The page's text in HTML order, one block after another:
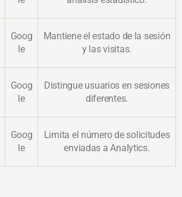
Goog
le
Mantieneelestado de la sesión
y lasvisitas.
Goog
le
Distingue usuarios en sesiones
diferentes.
Goog
le
Limita el númerode solicitudes
enviadas aAnalytics.